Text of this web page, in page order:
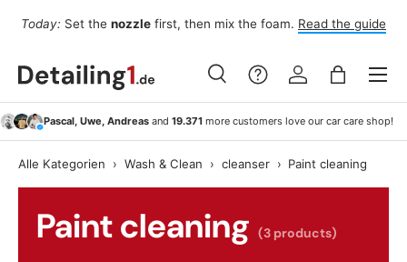
Skip to content
Today: Set the nozzle first, then mix the foam. Read the guide
Search
Search
Search Log inBag
Menu
Pascal, Uwe, Andreasand 19.371more customers love our car care shop!
Alle Kategorien › Wash & Clean › cleanser › Paint cleaning
Paint cleaning (3 products)